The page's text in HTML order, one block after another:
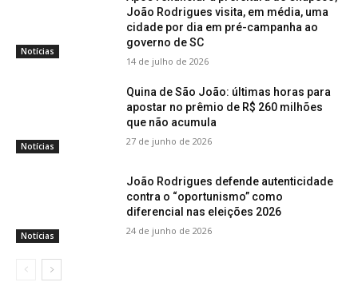
Notícias
João Rodrigues visita, em média, uma
cidade por dia em pré-campanha ao
governo de SC
14 de julho de 2026
Notícias
Quina de São João: últimas horas para
apostar no prêmio de R$ 260 milhões
que não acumula
27 de junho de 2026
Notícias
João Rodrigues defende autenticidade
contra o “oportunismo” como
diferencial nas eleições 2026
24 de junho de 2026